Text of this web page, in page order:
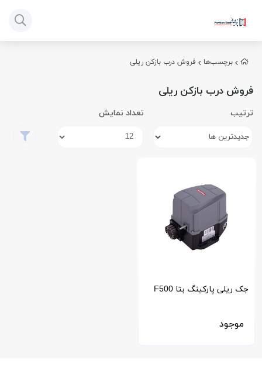
برچسب‌ها فروش درب بازکن ریلی
فروش درب بازکن ریلی
ترتیب تعداد نمایش
جک ریلی پارکینگ بتا F500
موجود